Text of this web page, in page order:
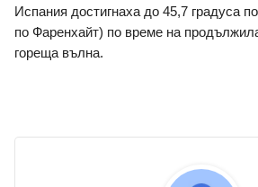
Испания достигнаха до 45,7 градуса
по Фаренхайт) по време на
гореща вълна.